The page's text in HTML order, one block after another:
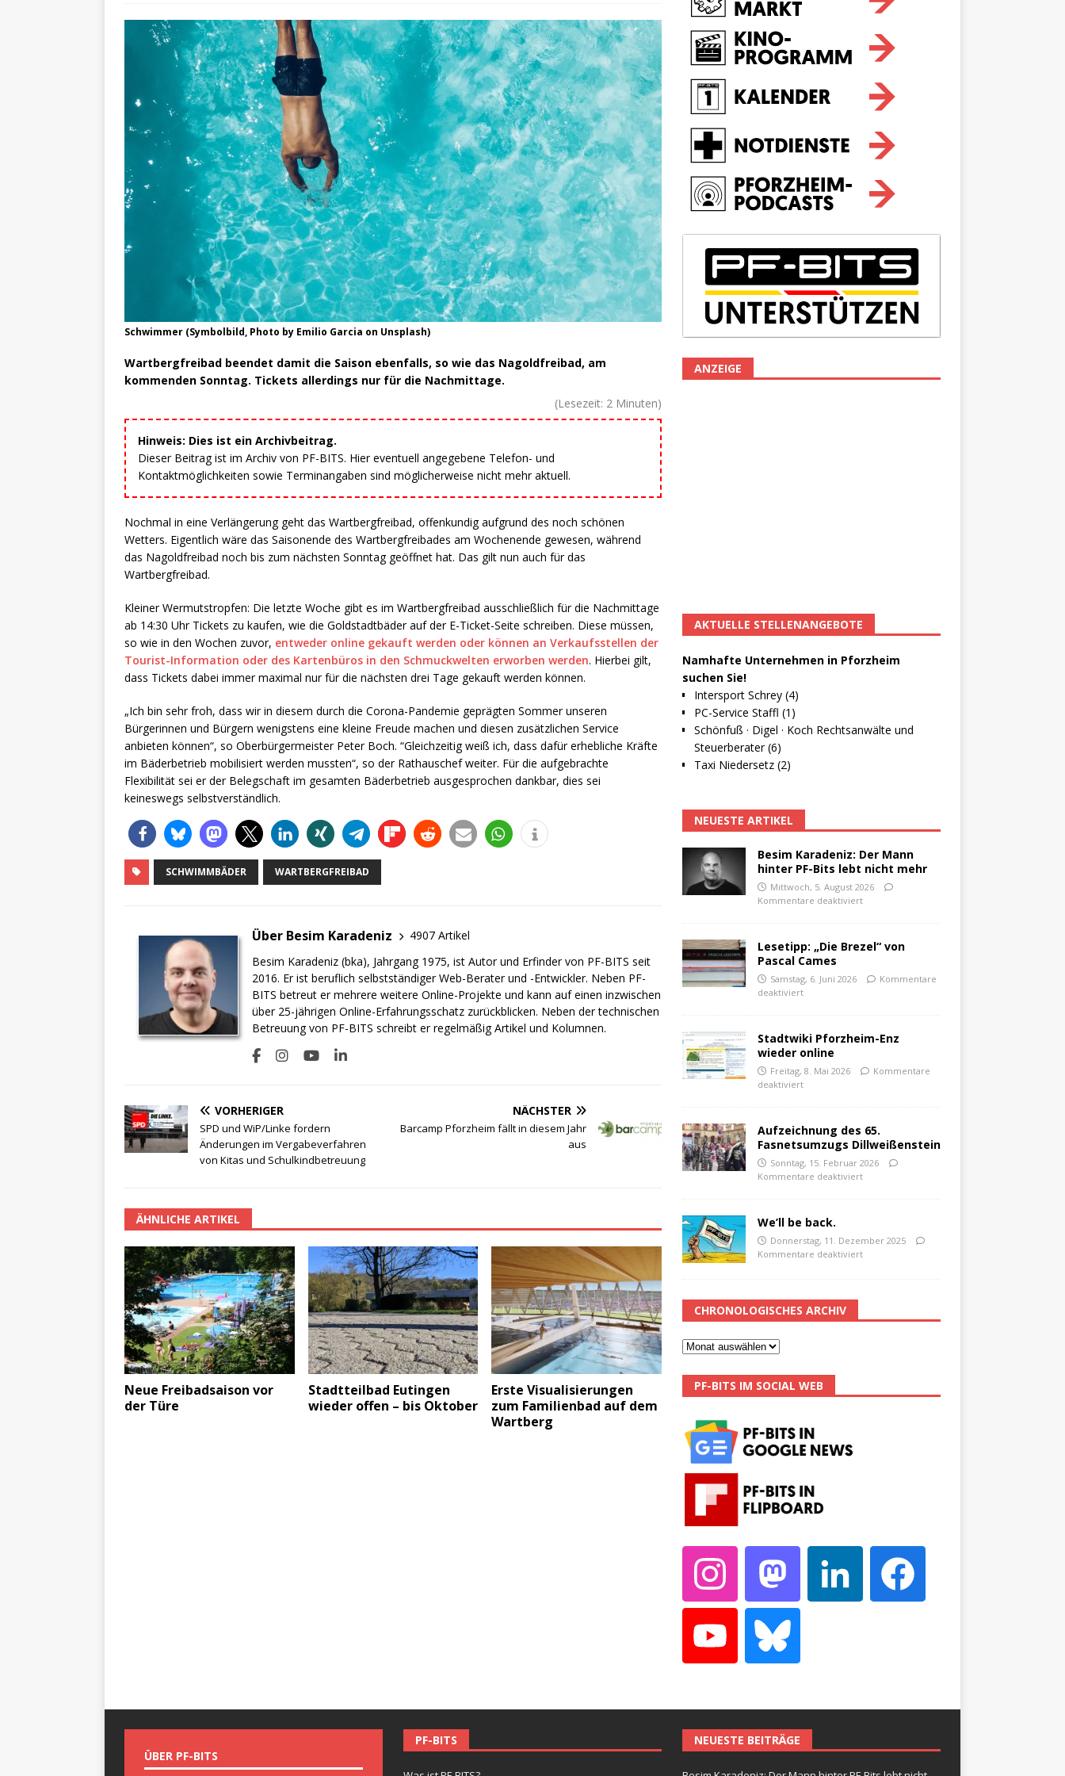
Schwimmer (Symbolbild, Photo by Emilio Garcia on Unsplash)
Wartbergfreibad beendet damit die Saison ebenfalls, so wie das Nagoldfreibad, am
kommenden Sonntag. Tickets allerdings nur für die Nachmittage.
(Lesezeit: 2 Minuten)
Hinweis: Dies ist ein Archivbeitrag.
Dieser Beitrag ist im Archiv von PF-BITS. Hier eventuell angegebene Telefon- und
Kontaktmöglichkeiten sowie Terminangaben sind möglicherweise nicht mehr aktuell.
Nochmal in eine Verlängerung geht das Wartbergfreibad, offenkundig aufgrund des noch schönen
Wetters. Eigentlich wäre das Saisonende des Wartbergfreibades am Wochenende gewesen, während
das Nagoldfreibad noch bis zum nächsten Sonntag geöffnet hat. Das gilt nun auch für das
Wartbergfreibad.
Kleiner Wermutstropfen: Die letzte Woche gibt es im Wartbergfreibad ausschließlich für die Nachmittage
ab 14:30 Uhr Tickets zu kaufen, wie die Goldstadtbäder auf der E-Ticket-Seite schreiben. Diese müssen,
so wie in den Wochen zuvor, entweder online gekauft werden oder können an Verkaufsstellen der
Tourist-Information oder des Kartenbüros in den Schmuckwelten erworben werden. Hierbei gilt,
dass Tickets dabei immer maximal nur für die nächsten drei Tage gekauft werden können.
„Ich bin sehr froh, dass wir in diesem durch die Corona-Pandemie geprägten Sommer unseren
Bürgerinnen und Bürgern wenigstens eine kleine Freude machen und diesen zusätzlichen Service
anbieten können“, so Oberbürgermeister Peter Boch. “Gleichzeitig weiß ich, dass dafür erhebliche Kräfte
im Bäderbetrieb mobilisiert werden mussten“, so der Rathauschef weiter. Für die aufgebrachte
Flexibilität sei er der Belegschaft im gesamten Bäderbetrieb ausgesprochen dankbar, dies sei
keineswegs selbstverständlich.
SCHWIMMBÄDER WARTBERGFREIBAD
Über Besim Karadeniz
4907 Artikel
Besim Karadeniz (bka), Jahrgang 1975, ist Autor und Erfinder von PF-BITS seit
2016. Er ist beruflich selbstständiger Web-Berater und -Entwickler. Neben PF-
BITS betreut er mehrere weitere Online-Projekte und kann auf einen inzwischen
über 25-jährigen Online-Erfahrungsschatz zurückblicken. Neben der technischen
Betreuung von PF-BITS schreibt er regelmäßig Artikel und Kolumnen.
VORHERIGER
SPD und WiP/Linke fordern
Änderungen im Vergabeverfahren
von Kitas und Schulkindbetreuung
NÄCHSTER
Barcamp Pforzheim fällt in diesem Jahr
aus
ÄHNLICHE ARTIKEL
Neue Freibadsaison vor
der Türe
Stadtteilbad Eutingen
wieder offen – bis Oktober
Erste Visualisierungen
zum Familienbad auf dem
Wartberg
ANZEIGE
AKTUELLE STELLENANGEBOTE
Namhafte Unternehmen in Pforzheim
suchen Sie!
Intersport Schrey (4)
PC-Service Staffl (1)
Schönfuß · Digel · Koch Rechtsanwälte und
Steuerberater (6)
Taxi Niedersetz (2)
NEUESTE ARTIKEL
Besim Karadeniz: Der Mann
hinter PF-Bits lebt nicht mehr
Mittwoch, 5. August 2026
Kommentare deaktiviert
Lesetipp: „Die Brezel“ von
Pascal Cames
Samstag, 6. Juni 2026
Kommentare
deaktiviert
Stadtwiki Pforzheim-Enz
wieder online
Freitag, 8. Mai 2026
Kommentare
deaktiviert
Aufzeichnung des 65.
Fasnetsumzugs Dillweißenstein
Sonntag, 15. Februar 2026
Kommentare deaktiviert
We’ll be back.
Donnerstag, 11. Dezember 2025
Kommentare deaktiviert
CHRONOLOGISCHES ARCHIV
PF-BITS IM SOCIAL WEB
ÜBER PF-BITS
PF-BITS NEUESTE BEITRÄGE